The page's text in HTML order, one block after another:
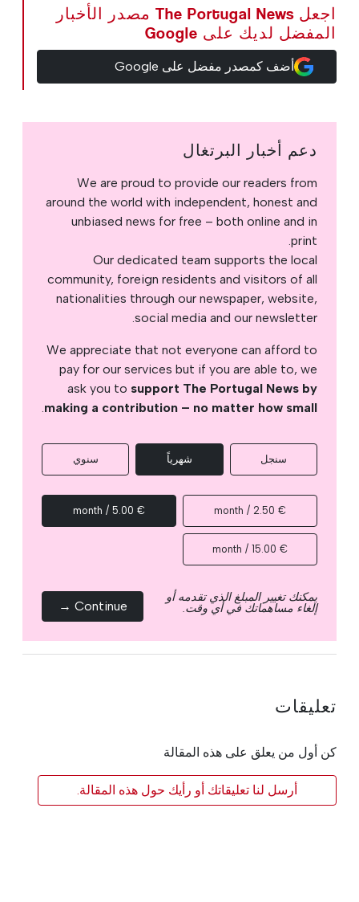
اجعل The Portugal News مصدر الأخبار
المفضل لديك على Google
أضف كمصدر مفضل على Google
دعم أخبار البرتغال
We are proud to provide our readers from
around the world with independent, honest and
unbiased news for free – both online and in
print.
Our dedicated team supports the local
community, foreign residents and visitors of all
nationalities through our newspaper, website,
social media and our newsletter.
We appreciate that not everyone can afford to
pay for our services but if you are able to, we
ask you to support The Portugal News by
making a contribution – no matter how small
.
سنجل شهرياً سنوي
€ 2.50 / month
€ 5.00 / month
€ 15.00 / month
يمكنك تغيير المبلغ الذي تقدمه أو
إلغاء مساهماتك في أي وقت. Continue →
تعليقات
كن أول من يعلق على هذه المقالة
أرسل لنا تعليقاتك أو رأيك حول هذه المقالة.